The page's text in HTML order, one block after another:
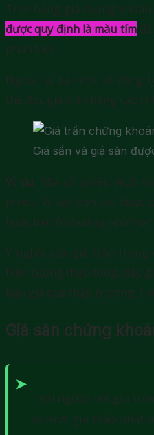
Trên bảng giá chứng khoán,
được quy định là màu tímđể
phân biệt.
Ngoài ra, tại một số công
thể đọc giá trần bằng cách
Giá sần và giá sàn
Ví dụ: Mã cổ phiếu ACB
phiếu. Vì vậy bạn chỉ được
hoặc bán ở khoảng nhỏ
Ý nghĩa của giá trần
hiện tượng thao túng, đẩy
bán giá quá thấp ở trong 1
Giá sàn chứng
Trái ngược với giá
là mức giá thấp nhất